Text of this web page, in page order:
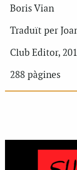
Boris Vian
Traduït per
Club Editor,
288 pàgines